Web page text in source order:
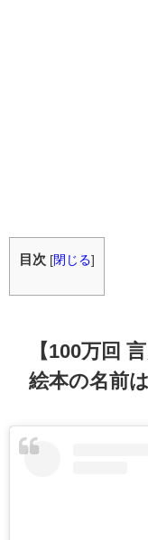
目次 [閉じる]
【100万回
絵本の名前